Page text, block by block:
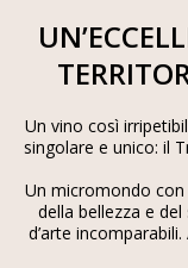
Un vino così
singolare e unico: il
Un micromondo
della bellezza e
d’arte